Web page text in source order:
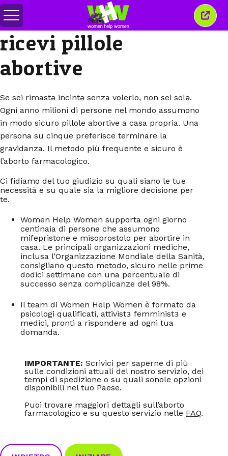
Attiva/disattiva
menu
ricevi pillole
abortive
Se sei rimastə incintə senza volerlo, non sei solə.
Ogni anno milioni di persone nel mondo assumono
in modo sicuro pillole abortive a casa propria. Una
persona su cinque preferisce terminare la
gravidanza. Il metodo più frequente e sicuro è
l’aborto farmacologico.
Ci fidiamo del tuo giudizio su quali siano le tue
necessità e su quale sia la migliore decisione per
te.
Women Help Women supporta ogni giorno
centinaia di persone che assumono
mifepristone e misoprostolo per abortire in
casa. Le principali organizzazioni mediche,
inclusa l’Organizzazione Mondiale della Sanità,
consigliano questo metodo, sicuro nelle prime
dodici settimane con una percentuale di
successo senza complicanze del 98%.
Il team di Women Help Women è formato da
psicologi qualificati, attivistɜ femministɜ e
medici, pronti a rispondere ad ogni tua
domanda.
IMPORTANTE: Scrivici per saperne di più
sulle condizioni attuali del nostro servizio, dei
tempi di spedizione o su quali sonole opzioni
disponibili nel tuo Paese.
Puoi trovare maggiori dettagli sull’aborto
farmacologico e su questo servizio nelle FAQ.